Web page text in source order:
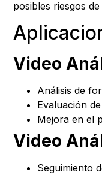
posibles riesgos
Video
Análisis de
Evaluación
Mejora en el
Video
Seguimiento